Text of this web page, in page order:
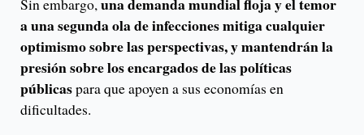
Sin embargo,una demanda mundial floja y el temor
a una segunda ola de infecciones mitiga cualquier
optimismo sobre las perspectivas, y mantendrán la
presión sobre los encargados de las políticas
públicaspara que apoyen a sus economías en
dificultades.